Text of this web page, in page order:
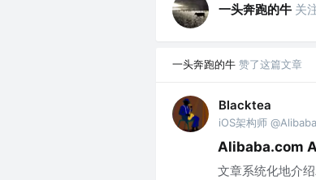
一头奔跑的牛 关
一头奔跑的牛 赞了这篇文章
Blacktea
iOS架构师 @Alibaba
Alibaba.com
文章系统化地介